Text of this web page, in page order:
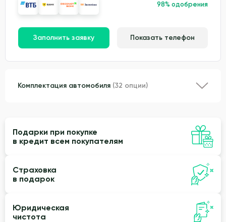
98% одобрения
Заполнить заявку Показать телефон
Комплектация автомобиля (32 опции)
Подарки при покупке
в кредит всем покупателям
Страховка
в подарок
Юридическая
чистота